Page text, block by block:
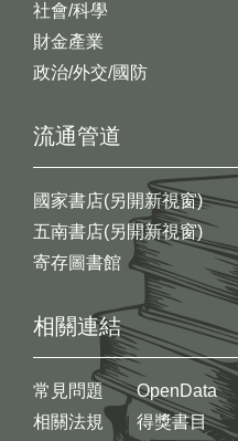
社會/科學
財金產業
政治/外交/國防
流通管道
國家書店(另開新視窗)
五南書店(另開新視窗)
寄存圖書館
相關連結
常見問題
相關法規
OpenData
得獎書目